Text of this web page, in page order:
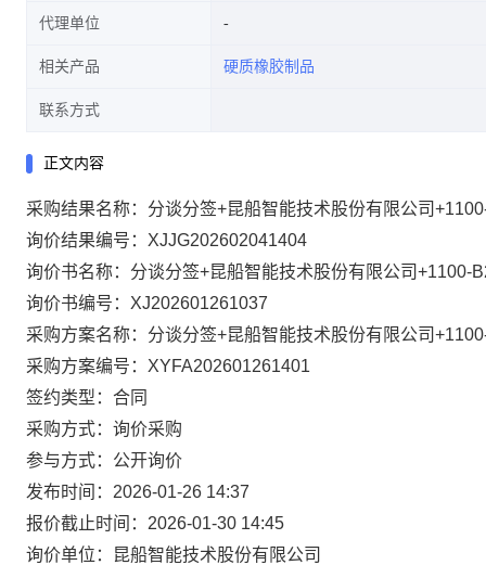
代理单位
相关产品 硬质橡胶制品
联系方式
正文内容
采购结果名称：分谈分签+昆船智能技术股份有限公司
询价结果编号：XJJG202602041404
询价书名称：分谈分签+昆船智能技术股份有限公司+1100-
询价书编号：XJ202601261037
采购方案名称：分谈分签+昆船智能技术股份有限公司
采购方案编号：XYFA202601261401
签约类型：合同
采购方式：询价采购
参与方式：公开询价
发布时间：2026-01-26 14:37
报价截止时间：2026-01-30 14:45
询价单位：昆船智能技术股份有限公司